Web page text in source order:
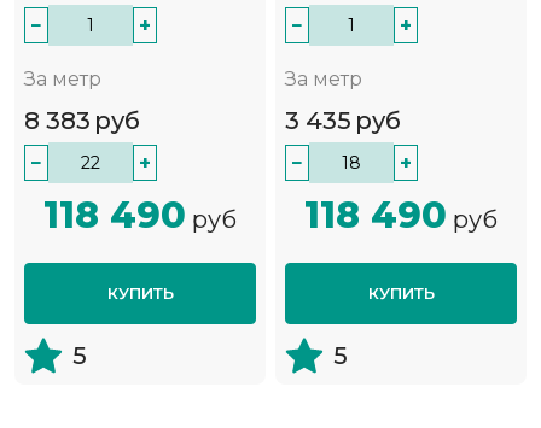
− +
За метр
8 383 руб
− +
118 490 руб
КУПИТЬ
5
− +
За метр
3 435 руб
− +
118 490 руб
КУПИТЬ
5